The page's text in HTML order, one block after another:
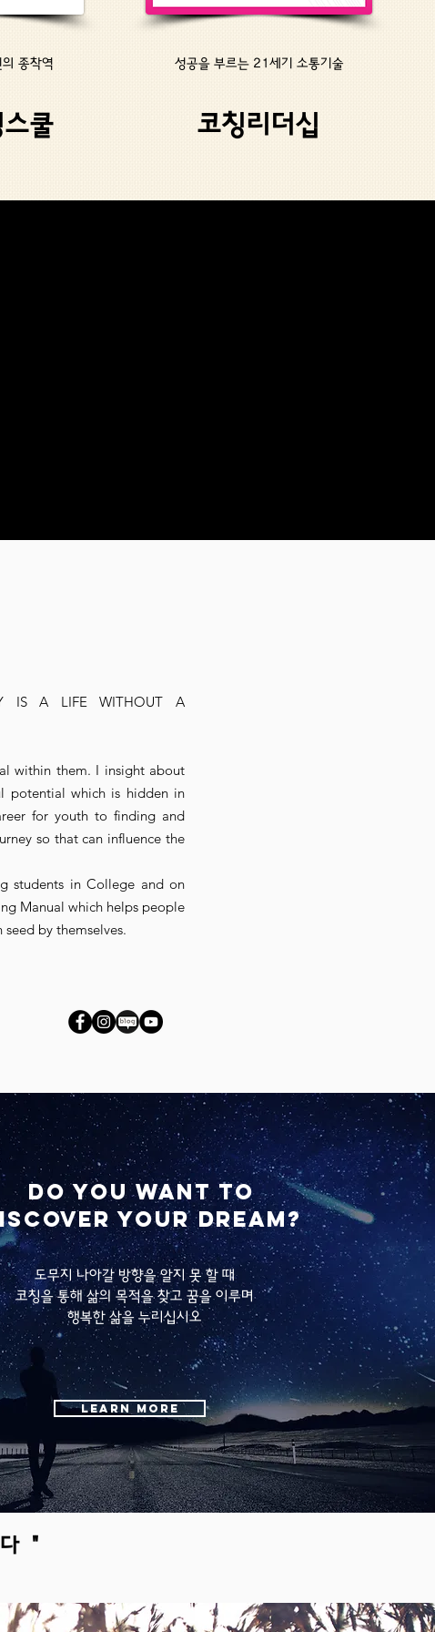
종착역
쿨
​성공을 부르는 21세기 소통기술
코칭리더십
IS A LIFE WITHOUT A
within them. I insight about
potential which is hidden in
for youth to finding and
so that can influence the
students in College and on
Manual which helps people
by themselves.
DO YOU WANT TO
YOUR DREAM?
도무지 나아갈 방향을 알지 못 할 때
코칭을 통해 삶의 목적을 찾고 꿈을 이루며
행복한 삶을 누리십시오
Learn more
"